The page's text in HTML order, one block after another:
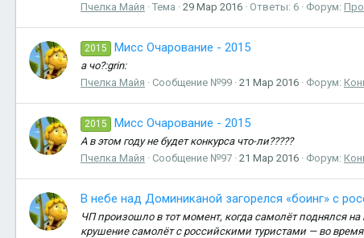
Пчелка Майя
Тема 29 Мар 2016 Ответы: 6 Форум:
2015 Мисс Очарование - 2015
а чо?:grin:
Пчелка Майя
Сообщение №99 21 Мар 2016 Форум:
2015 Мисс Очарование - 2015
А в этом году не будет конкурса что-ли?????
Пчелка Майя
Сообщение №97 21 Мар 2016 Форум:
В небе над Доминиканой загорелся «боинг» с
ЧП произошло в тот момент, когда самолёт поднялся
крушение самолёт с российскими туристами — во